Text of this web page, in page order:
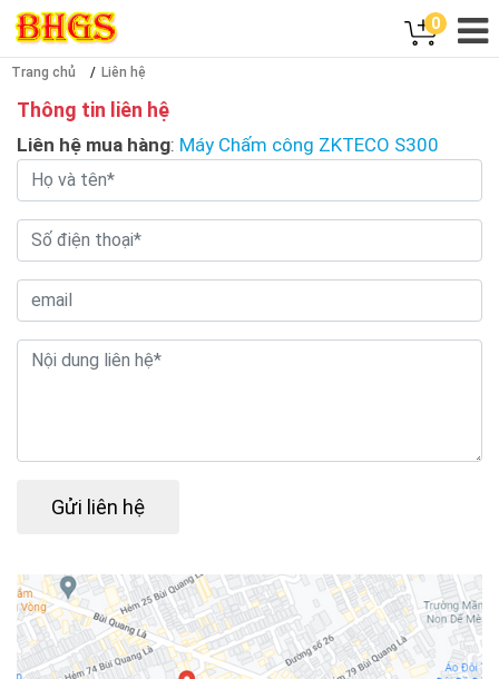
0
Trang chủ Liên hệ
Thông tin liên hệ
Liên hệ mua hàng: Máy Chấm công ZKTECO S300
Gửi liên hệ